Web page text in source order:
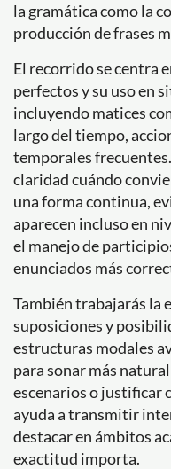
la gramática como la
producción de frases
El recorrido se centra
perfectos y su uso en
incluyendo matices
largo del tiempo,
temporales
claridad cuándo
una forma continua,
aparecen incluso en
el manejo de
enunciados más
También trabajarás la
suposiciones y
estructuras modales
para sonar más
escenarios o justificar
ayuda a transmitir
destacar en ámbitos
exactitud importa.